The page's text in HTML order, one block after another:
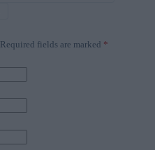
Required fields are marked *